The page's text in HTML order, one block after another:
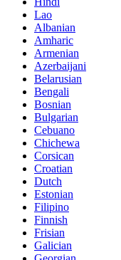
Lao
Albanian
Amharic
Armenian
Azerbaijani
Belarusian
Bengali
Bosnian
Bulgarian
Cebuano
Chichewa
Corsican
Croatian
Dutch
Estonian
Filipino
Finnish
Frisian
Galician